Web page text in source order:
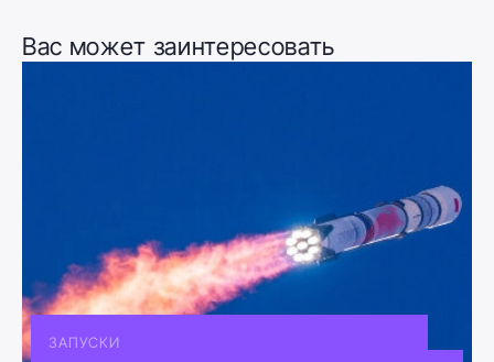
Вас может заинтересовать
ЗАПУСКИ